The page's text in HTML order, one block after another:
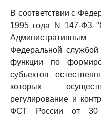
В соответствии с
1995 года N 147-ФЗ
Административным
Федеральной
функции по
субъектов
которых
регулирование и
ФСТ России от 30